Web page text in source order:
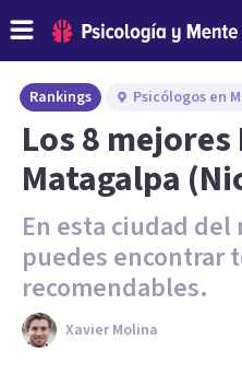
Rankings Psicólogos en
Los 8
Matagalpa
En esta ciudad
puedes encontrar
recomendables.
Xavier Molina